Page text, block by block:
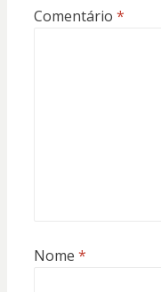
Comentário *
Nome *